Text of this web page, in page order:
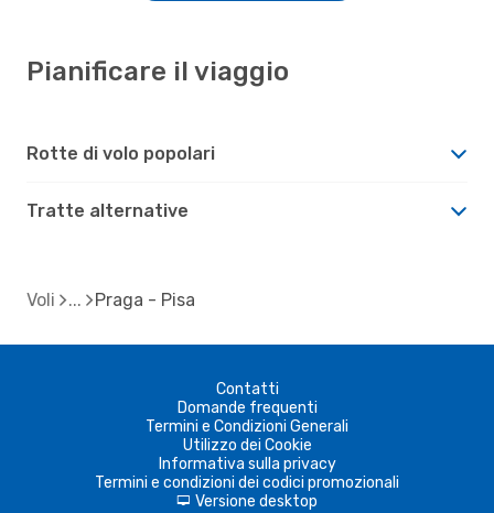
Pianificare il viaggio
Rotte di volo popolari
Tratte alternative
Voli Praga - Pisa
Contatti
Domande frequenti
Termini e Condizioni Generali
Utilizzo dei Cookie
Informativa sulla privacy
Termini e condizioni dei codici promozionali
d Versione desktop